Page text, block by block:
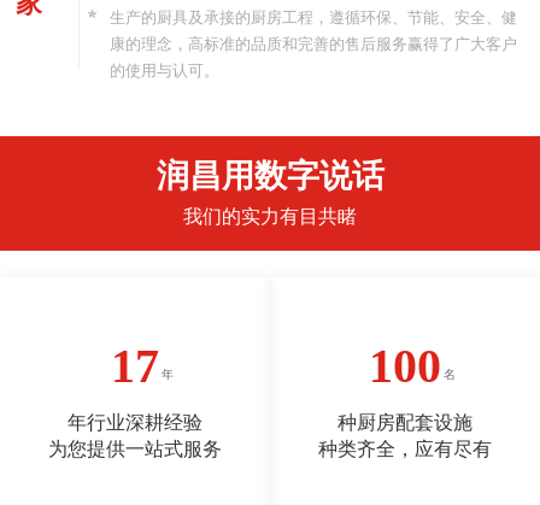
生产的厨具及承接的厨房工程，遵循环保、节能、安全、健
康的理念，高标准的品质和完善的售后服务赢得了广大客户
的使用与认可。
润昌用数字说话
我们的实力有目共睹
17
年行业深耕经验
为您提供一站式服务
100
种厨房配套设施
种类齐全，应有尽有